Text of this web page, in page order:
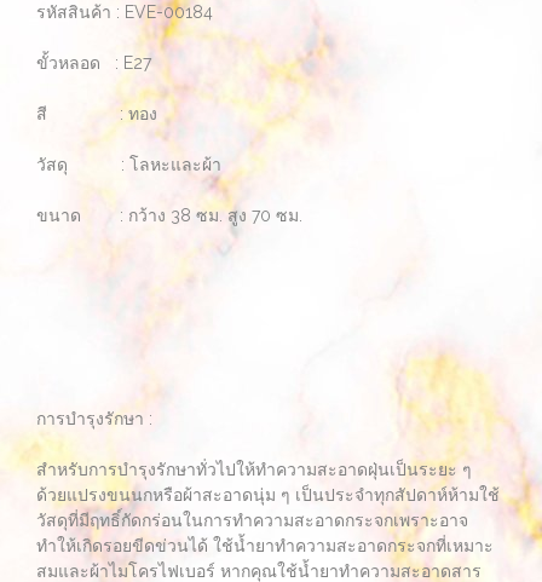
รหัสสินค้า : EVE-00184
ขั้วหลอด : E27
สี : ทอง
วัสดุ : โลหะและผ้า
ขนาด : กว้าง 38 ซม. สูง 70 ซม.
การบำรุงรักษา :
สำหรับการบำรุงรักษาทั่วไปให้ทำความสะอาดฝุ่นเป็นระยะ ๆ
ด้วยแปรงขนนกหรือผ้าสะอาดนุ่ม ๆ เป็นประจำทุกสัปดาห์ห้ามใช้
วัสดุที่มีฤทธิ์กัดกร่อนในการทำความสะอาดกระจกเพราะอาจ
ทำให้เกิดรอยขีดข่วนได้ ใช้น้ำยาทำความสะอาดกระจกที่เหมาะ
สมและผ้าไมโครไฟเบอร์ หากคุณใช้น้ำยาทำความสะอาดสาร